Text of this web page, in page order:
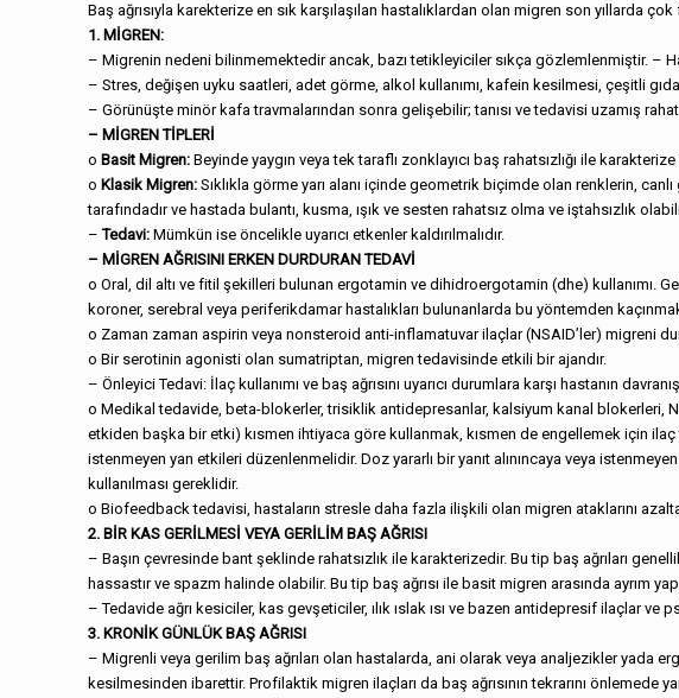
Baş ağrısıyla karekterize en sık karşılaşılan hastalıklardan olan migren son yıllarda
1. MİGREN:
– Migrenin nedeni bilinmemektedir ancak, bazı tetikleyiciler sıkça gözlemlenmiştir. –
– Stres, değişen uyku saatleri, adet görme, alkol kullanımı, kafein kesilmesi, çeşitli
– Görünüşte minör kafa travmalarından sonra gelişebilir; tanısı ve tedavisi uzamış
– MİGREN TİPLERİ
o Basit Migren: Beyinde yaygın veya tek taraflı zonklayıcı baş rahatsızlığı ile
o Klasik Migren: Sıklıkla görme yarı alanı içinde geometrik biçimde olan renklerin,
tarafındadır ve hastada bulantı, kusma, ışık ve sesten rahatsız olma ve iştahsızlık
–Tedavi:Mümkün ise öncelikle uyarıcı etkenler kaldırılmalıdır.
– MİGREN AĞRISINI ERKEN DURDURAN TEDAVİ
o Oral, dil altı ve fitil şekilleri bulunan ergotamin ve dihidroergotamin (dhe)
koroner, serebral veya periferikdamar hastalıkları bulunanlarda bu yöntemden
o Zaman zaman aspirin veya nonsteroid anti-inflamatuvar ilaçlar (NSAID’ler) migreni
o Bir serotinin agonisti olan sumatriptan, migren tedavisinde etkili bir ajandır.
– Önleyici Tedavi: İlaç kullanımı ve baş ağrısını uyarıcı durumlara karşı hastanın
o Medikal tedavide, beta-blokerler, trisiklik antidepresanlar, kalsiyum kanal blokerleri,
etkiden başka bir etki) kısmen ihtiyaca göre kullanmak, kısmen de engellemek için
istenmeyen yan etkileri düzenlenmelidir. Doz yararlı bir yanıt alınıncaya veya
kullanılması gereklidir.
o Biofeedback tedavisi, hastaların stresle daha fazla ilişkili olan migren ataklarını
2. BİR KAS GERİLMESİ VEYA GERİLİM BAŞ AĞRISI
– Başın çevresinde bant şeklinde rahatsızlık ile karakterizedir. Bu tip baş ağrıları
hassastır ve spazm halinde olabilir. Bu tip baş ağrısı ile basit migren arasında ayrım
– Tedavide ağrı kesiciler, kas gevşeticiler, ılık ıslak ısı ve bazen antidepresif ilaçlar ve
3. KRONİK GÜNLÜK BAŞ AĞRISI
– Migrenli veya gerilim baş ağrıları olan hastalarda, ani olarak veya analjezikler yada
kesilmesinden ibarettir. Profilaktik migren ilaçları da baş ağrısının tekrarını önlemede